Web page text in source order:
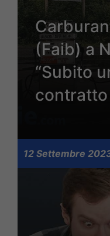
(Faib) a
“Subito
12 Settembre